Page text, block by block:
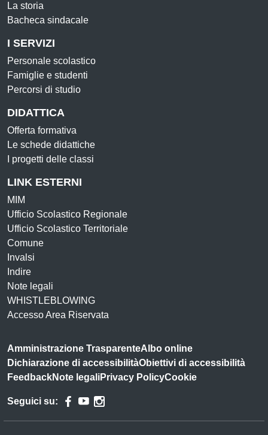
La storia
Bacheca sindacale
I SERVIZI
Personale scolastico
Famiglie e studenti
Percorsi di studio
DIDATTICA
Offerta formativa
Le schede didattiche
I progetti delle classi
LINK ESTERNI
MIM
Ufficio Scolastico Regionale
Ufficio Scolastico Territoriale
Comune
Invalsi
Indire
Note legali
WHISTLEBLOWING
Accesso Area Riservata
Amministrazione TrasparenteAlbo online
Dichiarazione di accessibilitàObiettivi di accessibilità
FeedbackNote legaliPrivacy PolicyCookie
Seguici su: